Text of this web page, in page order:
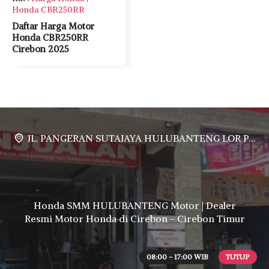
08:00 - 17:00 WIB TUTUP
Honda CBR250RR
Daftar Harga Motor
Honda CBR250RR
Cirebon 2025
JL. PANGERAN SUTAJAYA HULUBANTENG LOR PABUARAN CIREBON TIMUR, Ds. Babakan gebang cirebon Gebang udik cirebon Ciledug cirebon Karang wareng cirebon
Honda SMM HULUBANTENG Motor | Dealer
Resmi Motor Honda di Cirebon - Cirebon Timur